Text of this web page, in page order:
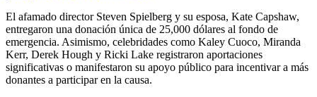
El afamado director Steven Spielberg y su esposa, Kate Capshaw,
entregaron una donación única de 25,000 dólares al fondo de
emergencia. Asimismo, celebridades como Kaley Cuoco, Miranda
Kerr, Derek Hough y Ricki Lake registraron aportaciones
significativas o manifestaron su apoyo público para incentivar a más
donantes a participar en la causa.